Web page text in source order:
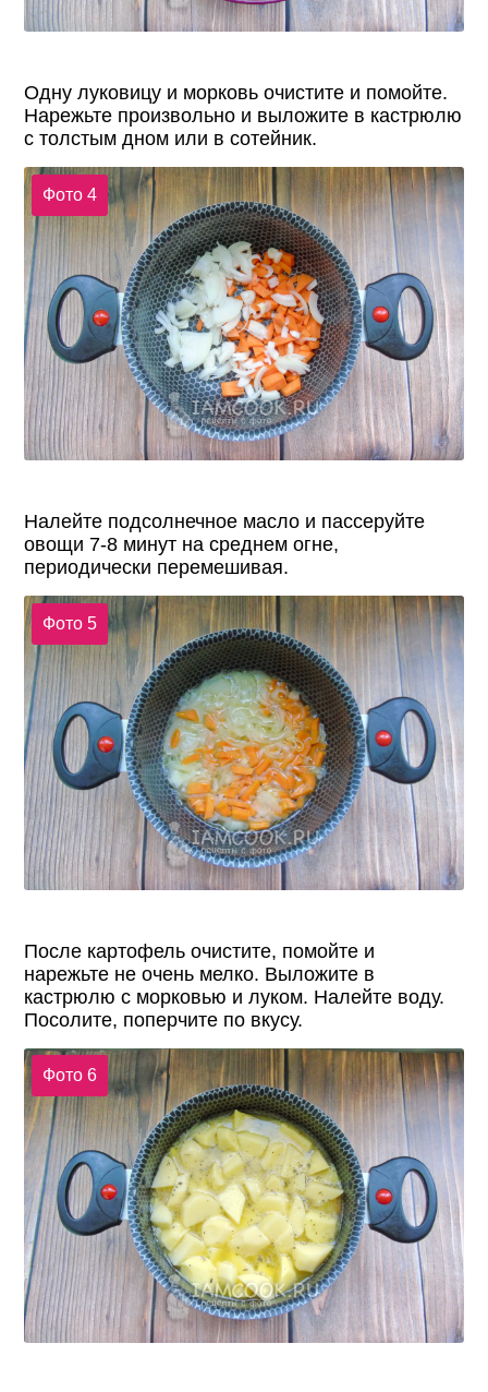
Одну луковицу и морковь очистите и помойте.
Нарежьте произвольно и выложите в кастрюлю
с толстым дном или в сотейник.
Фото 4
Налейте подсолнечное масло и пассеруйте
овощи 7-8 минут на среднем огне,
периодически перемешивая.
Фото 5
После картофель очистите, помойте и
нарежьте не очень мелко. Выложите в
кастрюлю с морковью и луком. Налейте воду.
Посолите, поперчите по вкусу.
Фото 6